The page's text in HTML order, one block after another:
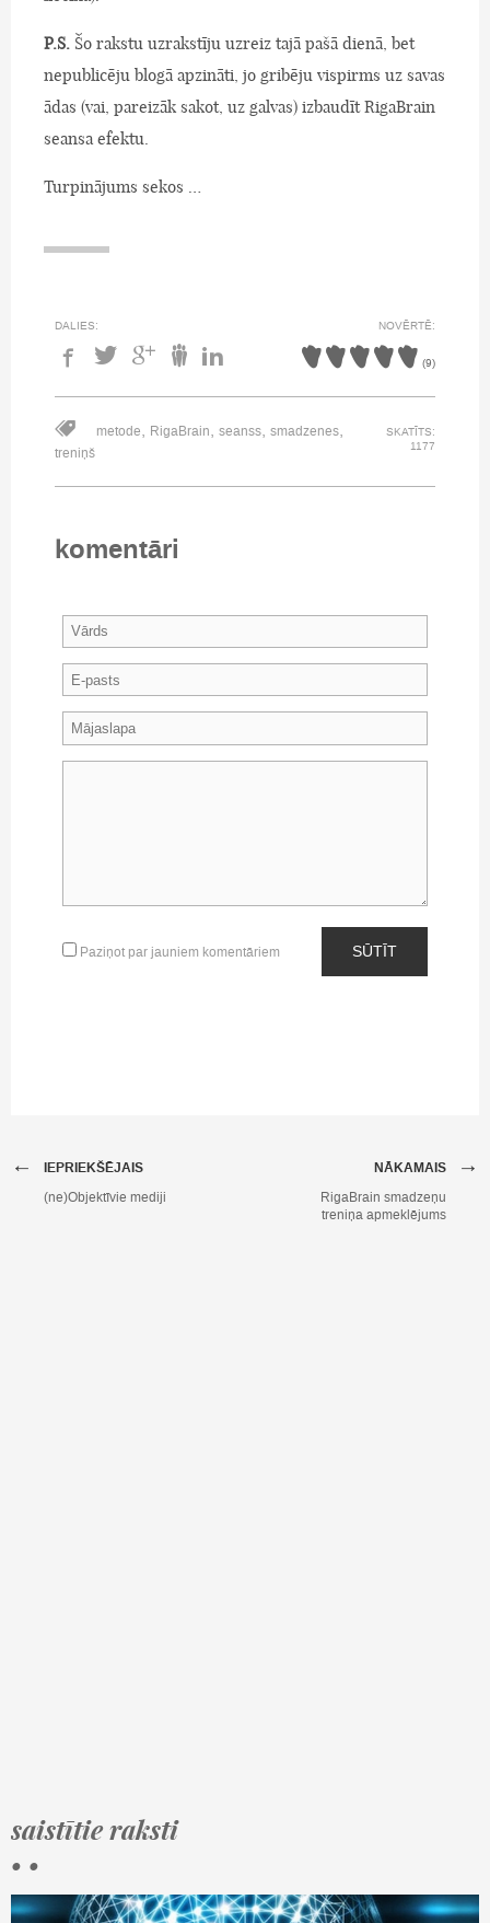
P.S. Šo rakstu uzrakstīju uzreiz tajā pašā dienā, bet
nepublicēju blogā apzināti, jo gribēju vispirms uz savas
ādas (vai, pareizāk sakot, uz galvas) izbaudīt RigaBrain
seansa efektu.
Turpinājums sekos …
DALIES: NOVĒRTĒ:
(9)
metode, RigaBrain, seanss, smadzenes,
treniņš
SKATĪTS:
1177
komentāri
Paziņot par jauniem komentāriem SŪTĪT
IEPRIEKŠĒJAIS
←
(ne)Objektīvie mediji
NĀKAMAIS →
RigaBrain smadzeņu
treniņa apmeklējums
saistītie raksti
• •